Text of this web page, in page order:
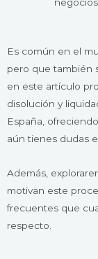
Es común en el
pero que también
en este artículo
disolución y
España,
aún tienes dudas
Además,
motivan este
frecuentes que
respecto.